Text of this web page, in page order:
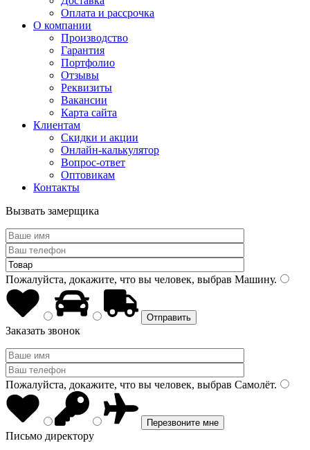
Оплата и рассрочка
О компании
Производство
Гарантия
Портфолио
Отзывы
Реквизиты
Вакансии
Карта сайта
Клиентам
Скидки и акции
Онлайн-калькулятор
Вопрос-ответ
Оптовикам
Контакты
Вызвать замерщика
Пожалуйста, докажите, что вы человек, выбрав Машину.
Заказать звонок
Пожалуйста, докажите, что вы человек, выбрав Самолёт.
Письмо директору